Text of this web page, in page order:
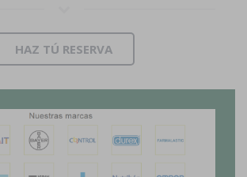
HAZ TÚ RESERVA